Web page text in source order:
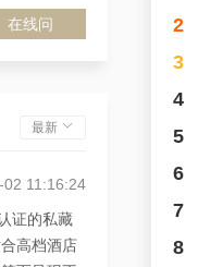
在线问
最新
02 11:16:24
证的私藏
高档酒店
2
3
4
5
6
7
8